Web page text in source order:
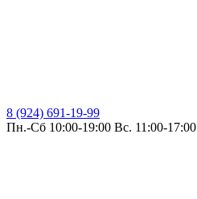
8 (924) 691-19-99
Пн.-Сб 10:00-19:00 Вс. 11:00-17:00